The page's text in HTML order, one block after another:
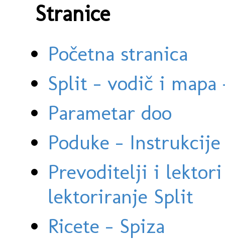
Stranice
Početna stranica
Split - vodič i
Parametar doo
Poduke -
Prevoditelji i
lektoriranje Split
Ricete - Spiza